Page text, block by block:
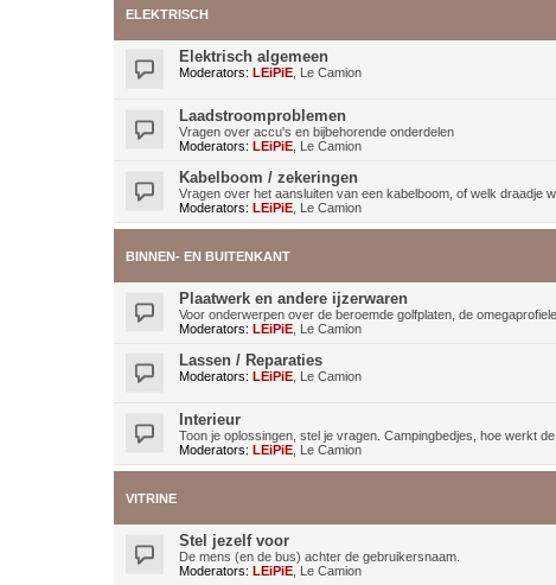
ELEKTRISCH
Elektrisch algemeen
Moderators: LEiPiE Le Camion
Laadstroomproblemen
Vragen over accu's en bijbehorende onderdelen
Moderators: LEiPiE Le Camion
Kabelboom / zekeringen
Vragen over het aansluiten van een kabelboom, of welk draadje
Moderators: LEiPiE Le Camion
BINNEN- EN BUITENKANT
Plaatwerk en andere ijzerwaren
Voor onderwerpen over de beroemde golfplaten, de
Moderators: LEiPiE Le Camion
Lassen / Reparaties
Moderators: LEiPiE Le Camion
Interieur
Toon je oplossingen, stel je vragen. Campingbedjes, hoe werkt
Moderators: LEiPiE Le Camion
VITRINE
Stel jezelf voor
De mens (en de bus) achter de gebruikersnaam.
Moderators: LEiPiE Le Camion